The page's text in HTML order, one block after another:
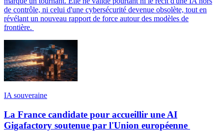
de contrôle, ni celui d'une cybersécurité devenue obsolète, tout en
révélant un nouveau rapport de force autour des modèles de
frontière.
IA souveraine
La France candidate pour accueillir une AI
Gigafactory soutenue par l'Union européenne